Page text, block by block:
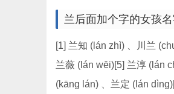
兰后面加个字的女孩名
[1] 兰知 (lán zhì) 、川兰
兰薇 (lán wēi)[5] 兰淳 (lán
(kāng lán) 、兰定 (lán